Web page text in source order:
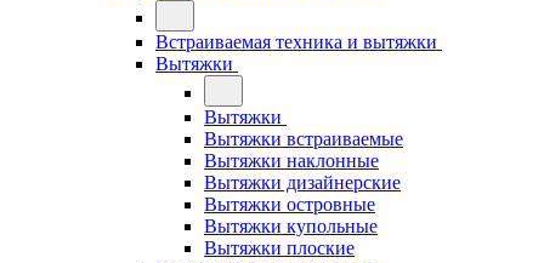
Встраиваемая техника и вытяжки
Вытяжки
Вытяжки
Вытяжки встраиваемые
Вытяжки наклонные
Вытяжки дизайнерские
Вытяжки островные
Вытяжки купольные
Вытяжки плоские